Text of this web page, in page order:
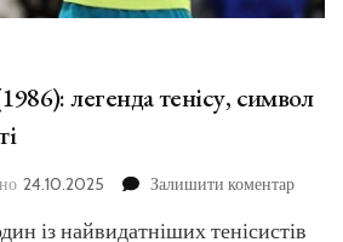
легенда тенісу, символ
24.10.2025 Залишити коментардо
Надаль
із найвидатніших тенісистів